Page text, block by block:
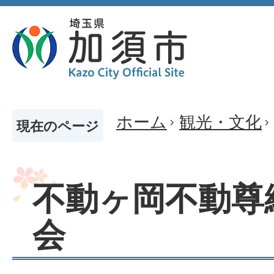
現在のページ ホーム 観光・文化
不動ヶ岡不動
会